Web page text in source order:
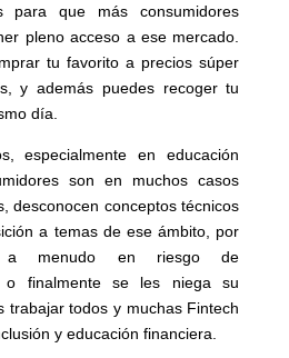
para que más consumidores
pleno acceso a ese mercado.
tu favorito a precios súper
y además puedes recoger tu
día.
especialmente en educación
son en muchos casos
desconocen conceptos técnicos
a temas de ese ámbito, por
menudo en riesgo de
o finalmente se les niega su
trabajar todos y muchas Fintech
y educación financiera.